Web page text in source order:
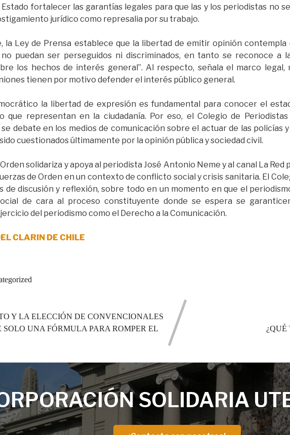
fortalecer las garantías legales para que las y los periodistas no
jurídico como represalia por su trabajo.
la Ley de Prensa establece que la libertad de emitir opinión contempla
puedan ser perseguidos ni discriminados, en tanto se reconoce a
los hechos de interés general”. Al respecto, señala el marco legal,
tienen por motivo defender el interés público general.
la libertad de expresión es fundamental para conocer el
que representan en la ciudadanía. Por eso, el Colegio de
debate en los medios de comunicación sobre el actuar de las policías
cuestionados últimamente por la opinión pública y sociedad civil.
solidariza y apoya al periodista José Antonio Neme y al canal La
de Orden en un contexto de conflicto social y crisis sanitaria. El
de discusión y reflexión, sobre todo en un momento en que el
de cara al proceso constituyente donde se espera se
del periodismo como el Derecho a la Comunicación.
CLARIN DE CHILE
Y LA ELECCIÓN DE CONVENCIONALES
UNA FÓRMULA PARA ROMPER EL
¿QUÉ
SOLIDARIA